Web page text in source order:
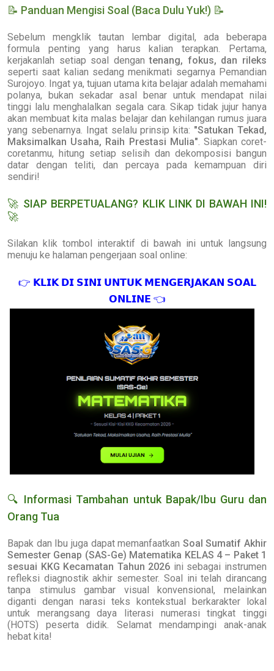
📝 Panduan Mengisi Soal (Baca Dulu Yuk!) 📝
Sebelum mengklik tautan lembar digital, ada beberapa
formula penting yang harus kalian terapkan. Pertama,
kerjakanlah setiap soal dengantenang, fokus, dan rileks
seperti saat kalian sedang menikmati segarnya Pemandian
Surojoyo. Ingat ya, tujuan utama kita belajar adalah memahami
polanya, bukan sekadar asal benar untuk mendapat nilai
tinggi lalu menghalalkan segala cara. Sikap tidak jujur hanya
akan membuat kita malas belajar dan kehilangan rumus juara
yang sebenarnya. Ingat selalu prinsip kita: "Satukan Tekad,
Maksimalkan Usaha, Raih Prestasi Mulia". Siapkan coret-
coretanmu, hitung setiap selisih dan dekomposisi bangun
datar dengan teliti, dan percaya pada kemampuan diri
sendiri!
🚀 SIAP BERPETUALANG? KLIK LINK DI BAWAH INI!
🚀
Silakan klik tombol interaktif di bawah ini untuk langsung
menuju ke halaman pengerjaan soal online:
👉 𝗞𝗟𝗜𝗞 𝗗𝗜 𝗦𝗜𝗡𝗜 𝗨𝗡𝗧𝗨𝗞 𝗠𝗘𝗡𝗚𝗘𝗥𝗝𝗔𝗞𝗔𝗡 𝗦𝗢𝗔𝗟
𝗢𝗡𝗟𝗜𝗡𝗘 👈
🔍 Informasi Tambahan untuk Bapak/Ibu Guru dan
Orang Tua
Bapak dan Ibu juga dapat memanfaatkan Soal Sumatif Akhir
Semester Genap (SAS-Ge) Matematika KELAS 4 – Paket 1
sesuai KKG Kecamatan Tahun 2026 ini sebagai instrumen
refleksi diagnostik akhir semester. Soal ini telah dirancang
tanpa stimulus gambar visual konvensional, melainkan
diganti dengan narasi teks kontekstual berkarakter lokal
untuk merangsang daya literasi numerasi tingkat tinggi
(HOTS) peserta didik. Selamat mendampingi anak-anak
hebat kita!